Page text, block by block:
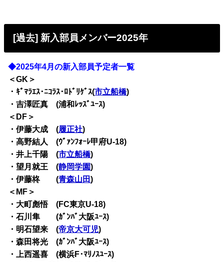
[過去] 新入部員メンバー2025年
◆2025年4月の新入部員予定者一覧
＜GK＞
・ｷﾞﾏﾗｴｽ･ﾆｺﾗｽ･ﾛﾄﾞﾘｹﾞｽ(市立船橋)
・吉澤匠真 (浦和ﾚｯｽﾞﾕｰｽ)
＜DF＞
・伊藤大成 (履正社)
・高野結人 (ｳﾞｧﾝﾌｫｰﾚ甲府U-18)
・井上千陽 (市立船橋)
・望月就王 (静岡学園)
・伊藤柊 (青森山田)
＜MF＞
・大町彪悟 (FC東京U-18)
・石川隼 (ｶﾞﾝﾊﾞ大阪ﾕｰｽ)
・明石望来 (帝京大可児)
・森田将光 (ｶﾞﾝﾊﾞ大阪ﾕｰｽ)
・上西遥喜 (横浜F･ﾏﾘﾉｽﾕｰｽ)